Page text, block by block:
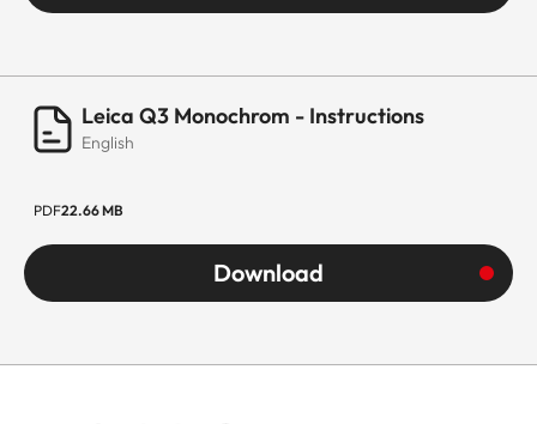
Leica Q3 Monochrom - Instructions
English
PDF22.66 MB
Download